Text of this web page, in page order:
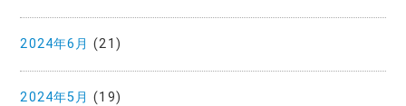
2024年6月 (21)
2024年5月 (19)